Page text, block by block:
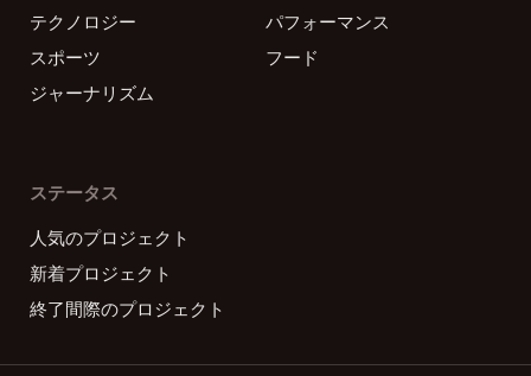
テクノロジー
パフォーマンス
スポーツ
フード
ジャーナリズム
ステータス
人気のプロジェクト
新着プロジェクト
終了間際のプロジェクト